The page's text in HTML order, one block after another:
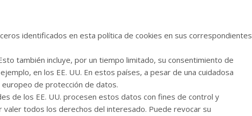
identificados en esta política de cookies en sus correspondientes
también incluye, por un tiempo limitado, su consentimiento de
en los EE. UU. En estos países, a pesar de una cuidadosa
de protección de datos.
de los EE. UU. procesen estos datos con fines de control y
todos los derechos del interesado. Puede revocar su